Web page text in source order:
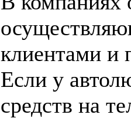
клиентами и
Если у
средств на